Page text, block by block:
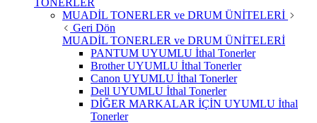
MUADİL TONERLER ve DRUM ÜNİTELERİ
Geri Dön
MUADİL TONERLER ve DRUM ÜNİTELERİ
PANTUM UYUMLU İthal Tonerler
Brother UYUMLU İthal Tonerler
Canon UYUMLU İthal Tonerler
Dell UYUMLU İthal Tonerler
DİĞER MARKALAR İÇİN UYUMLU İthal
Tonerler